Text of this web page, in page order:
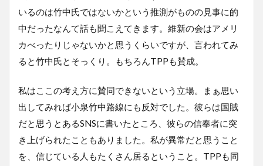
いるのは竹中氏ではないかという推測がものの見事に的
中だったなんて話も聞こえてきます。維新の会はアメリ
カべったりじゃないかと思うくらいですが、言われてみ
ると竹中氏とそっくり。もちろんTPPも賛成。
私はここの考え方に賛同できないという立場。まぁ思い
出してみれば小泉竹中路線にも反対でした。彼らは国賊
だと思うとあるSNSに書いたところ、彼らの信奉者に突
き上げられたこともありました。私が異常だと思うこと
を、信じている人もたくさん居るということ。TPPも同